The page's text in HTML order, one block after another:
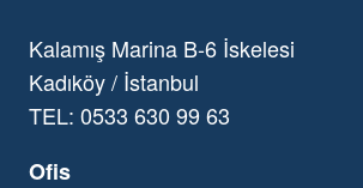
Kalamış Marina B-6 İskelesi
Kadıköy / İstanbul
TEL: 0533 630 99 63
Ofis